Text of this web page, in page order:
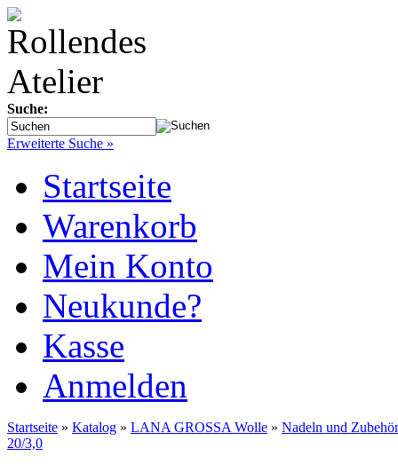
Suche:
Erweiterte Suche »
Startseite
Warenkorb
Mein Konto
Neukunde?
Kasse
Anmelden
Startseite » Katalog » LANA GROSSA Wolle » Nadeln und Zubehör
20/3,0